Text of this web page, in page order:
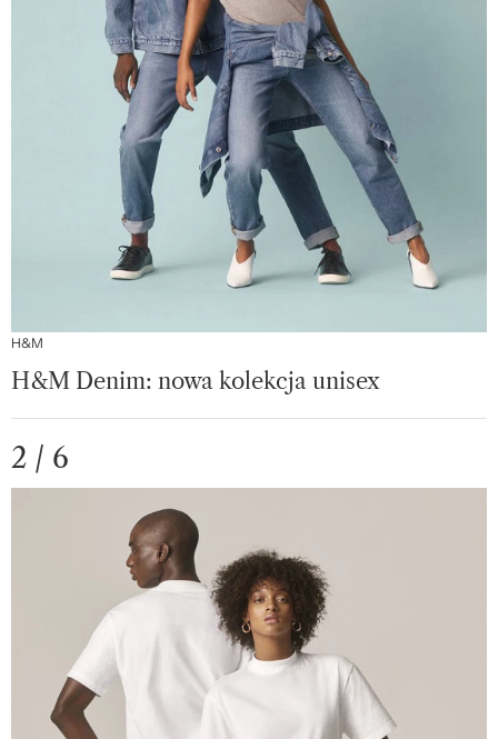
H&M
H&M Denim: nowa kolekcja unisex
2 / 6